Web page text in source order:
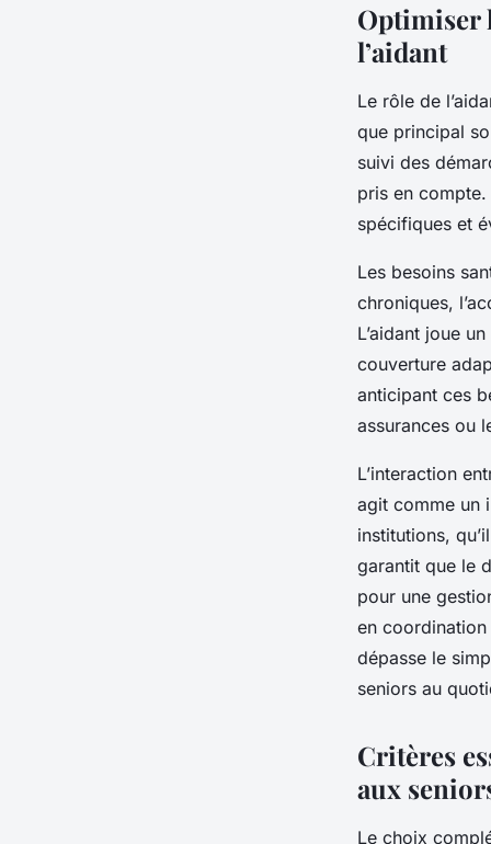
Optimiser
l’aidant
Le rôle de
que principal
suivi des
pris en compte.
spécifiques et
Les besoins
chroniques,
L’aidant joue
couverture
anticipant ces
assurances ou
L’interaction
agit comme un
institutions,
garantit que le
pour une
en coordination
dépasse le
seniors au
Critères
aux
Le choix